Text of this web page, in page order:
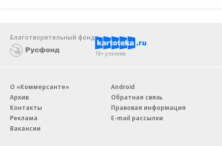
Благотворительный фонд
18+ реклама
О «Коммерсанте»
Архив
Контакты
Реклама
Вакансии
Android
Обратная связь
Правовая информация
E-mail рассылки